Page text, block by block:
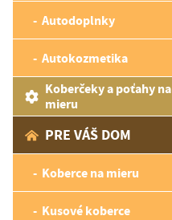
Autodoplnky
Autokozmetika
Koberčeky a poťahy na
mieru
PRE VÁŠ DOM
Koberce na mieru
Kusové koberce